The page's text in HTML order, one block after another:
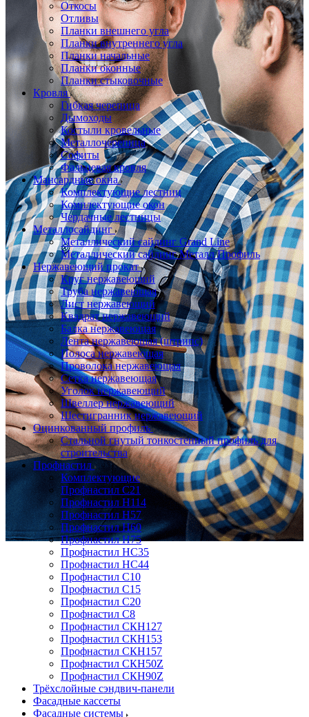
Откосы
Отливы
Планки внешнего угла
Планки внутреннего угла
Планки начальные
Планки оконные
Планки стыковочные
Кровля
Гибкая черепица
Дымоходы
Костыли кровельные
Металлочерепица
Софиты
Фальцевая кровля
Мансардные окна
Комплектующие лестниц
Комплектующие окон
Чердачные лестницы
Металлосайдинг
Металлический сайдинг Grand Line
Металлический сайдинг Металл Профиль
Нержавеющий прокат
Круг нержавеющий
Труба нержавеющая
Лист нержавеющий
Квадрат нержавеющий
Балка нержавеющая
Лента нержавеющая (штрипс)
Полоса нержавеющая
Проволока нержавеющая
Сетка нержавеющая
Уголок нержавеющий
Швеллер нержавеющий
Шестигранник нержавеющий
Оцинкованный профиль
Стальной гнутый тонкостенный профиль для
строительства
Профнастил
Комплектующие
Профнастил C21
Профнастил Н114
Профнастил Н57
Профнастил Н60
Профнастил Н75
Профнастил НС35
Профнастил НС44
Профнастил С10
Профнастил С15
Профнастил С20
Профнастил С8
Профнастил СКН127
Профнастил СКН153
Профнастил СКН157
Профнастил СКН50Z
Профнастил СКН90Z
Трёхслойные сэндвич-панели
Фасадные кассеты
Фасадные системы